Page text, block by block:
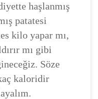
haşlanmış
patatesi
kilo yapar mı,
mı gibi
Söze
kaloridir